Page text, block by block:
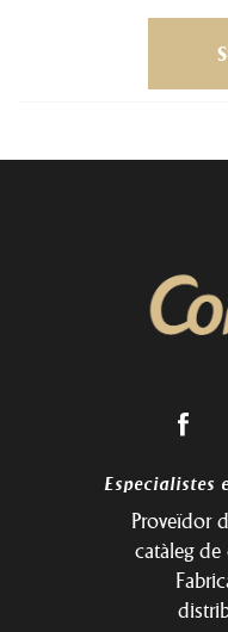
Especialistes
Proveïdor
catàleg de